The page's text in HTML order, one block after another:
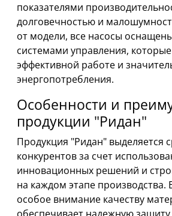
показателями
долговечностью и
от модели, все насосы
системами управления,
эффективной работе и
энергопотребления.
Особенности и
продукции "Ридан"
Продукция "Ридан" выделяется
конкурентов за счет
инновационных решений и
на каждом этапе производства.
особое внимание качеству